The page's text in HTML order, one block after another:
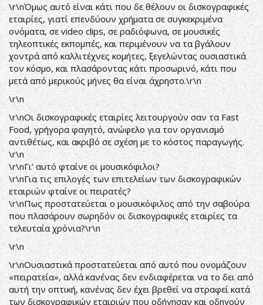
\r\nΌμως αυτό είναι κάτι που δε θέλουν οι δισκογραφικές
εταιρίες, γιατί επενδύουν χρήματα σε συγκεκριμένα
ονόματα, σε video clips, σε ραδιόφωνα, σε μουσικές
τηλεοπτικές εκπομπές, και περιμένουν να τα βγάλουν
χοντρά από καλλιτέχνες κομήτες, ξεγελώντας ουσιαστικά
τον κόσμο, και πλασάροντας κάτι προσωρινό, κάτι που
μετά από μερικούς μήνες θα είναι άχρηστο.\r\n
\r\n
\r\nΟι δισκογραφικές εταιρίες λειτουργούν σαν τα Fast
Food, γρήγορα φαγητό, ανώφελο για τον οργανισμό
αντιθέτως, και ακριβό σε σχέση με το κόστος παραγωγής.
\r\n
\r\nΓι’ αυτό φταίνε οι μουσικόφιλοι?
\r\nΓια τις επιλογές των επιτελείων των δισκογραφικών
εταιριών φταίνε οι πειρατές?
\r\nΠως προστατεύεται ο μουσικόφιλος από την σαβούρα
που πλασάρουν σωρηδόν οι δισκογραφικές εταιρίες τα
τελευταία χρόνια?\r\n
\r\n
\r\nΟυσιαστικά προστατεύεται από αυτό που ονομάζουν
«πειρατεία», αλλά κανένας δεν ενδιαφέρεται να το δει από
αυτή την οπτική, κανένας δεν έχει βρεθεί να στραφεί κατά
των δισκογραφικών εταιριών που οδήγησαν και οδηγούν